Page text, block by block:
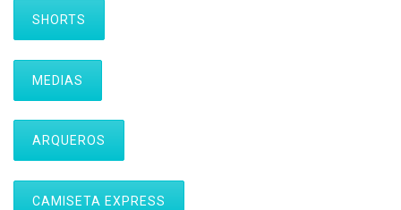
SHORTS
MEDIAS
ARQUEROS
CAMISETA EXPRESS